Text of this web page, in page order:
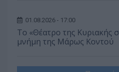
01.08.2026 - 17:00
Το «Θέατρο της Κυριακής
μνήμη της Μάρως Κοντού